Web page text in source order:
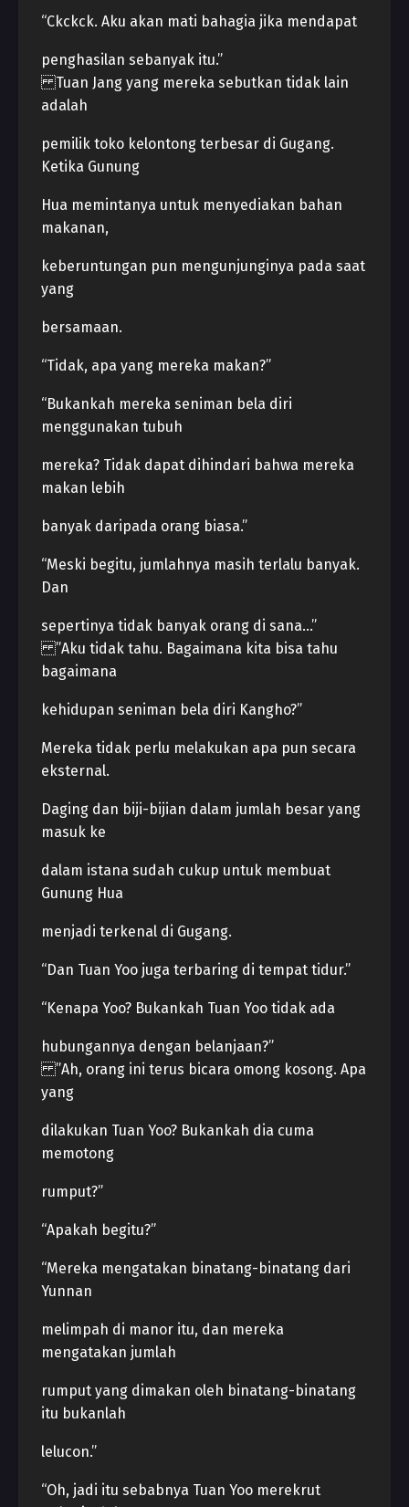
“Ckckck. Aku akan mati bahagia jika mendapat
penghasilan sebanyak itu.”
Tuan Jang yang mereka sebutkan tidak lain
adalah
pemilik toko kelontong terbesar di Gugang.
Ketika Gunung
Hua memintanya untuk menyediakan bahan
makanan,
keberuntungan pun mengunjunginya pada saat
yang
bersamaan.
“Tidak, apa yang mereka makan?”
“Bukankah mereka seniman bela diri
menggunakan tubuh
mereka? Tidak dapat dihindari bahwa mereka
makan lebih
banyak daripada orang biasa.”
“Meski begitu, jumlahnya masih terlalu banyak.
Dan
sepertinya tidak banyak orang di sana…”
”Aku tidak tahu. Bagaimana kita bisa tahu
bagaimana
kehidupan seniman bela diri Kangho?”
Mereka tidak perlu melakukan apa pun secara
eksternal.
Daging dan biji-bijian dalam jumlah besar yang
masuk ke
dalam istana sudah cukup untuk membuat
Gunung Hua
menjadi terkenal di Gugang.
“Dan Tuan Yoo juga terbaring di tempat tidur.”
“Kenapa Yoo? Bukankah Tuan Yoo tidak ada
hubungannya dengan belanjaan?”
”Ah, orang ini terus bicara omong kosong. Apa
yang
dilakukan Tuan Yoo? Bukankah dia cuma
memotong
rumput?”
“Apakah begitu?”
“Mereka mengatakan binatang-binatang dari
Yunnan
melimpah di manor itu, dan mereka
mengatakan jumlah
rumput yang dimakan oleh binatang-binatang
itu bukanlah
lelucon.”
“Oh, jadi itu sebabnya Tuan Yoo merekrut